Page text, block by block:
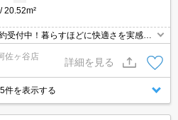
20.52m²
受付中！暮らすほどに快適さを実感で
の多さ！日常の買い物に便利！
佐ヶ谷店
詳細を見る
件を表示する